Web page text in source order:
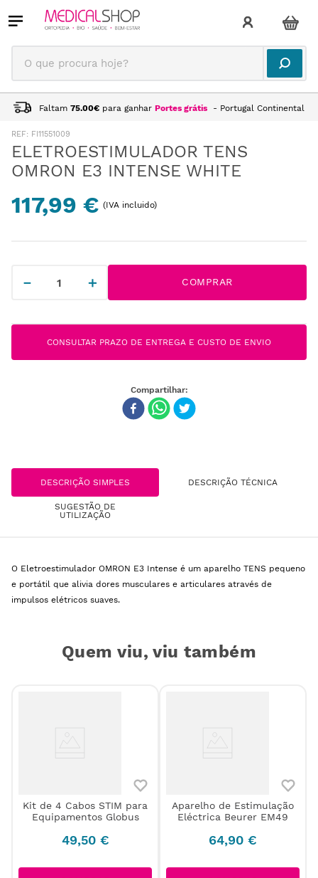
O que procura hoje?
Faltam 75.00€ para ganhar Portes grátis - Portugal Continental
: FI11551009
ELETROESTIMULADOR TENS
OMRON E3 INTENSE WHITE
117,99 € (IVA incluido)
＋
－ COMPRAR
CONSULTAR PRAZO DE ENTREGA E CUSTO DE ENVIO
DESCRIÇÃO SIMPLES DESCRIÇÃO TÉCNICA
SUGESTÃO DE
UTILIZAÇÃO
O Eletroestimulador OMRON E3 Intense é um aparelho TENS pequeno
e portátil que alivia dores musculares e articulares através de
impulsos elétricos suaves.
Quem viu, viu também
Kit de 4 Cabos STIM para
Equipamentos Globus
49,50 €
Aparelho de Estimulação
Eléctrica Beurer EM49
64,90 €